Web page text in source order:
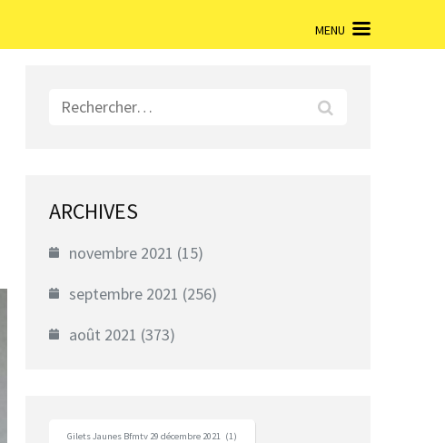
MENU
Rechercher :
ARCHIVES
novembre 2021 (15)
septembre 2021 (256)
août 2021 (373)
Gilets Jaunes Bfmtv 29 décembre 2021 (1)